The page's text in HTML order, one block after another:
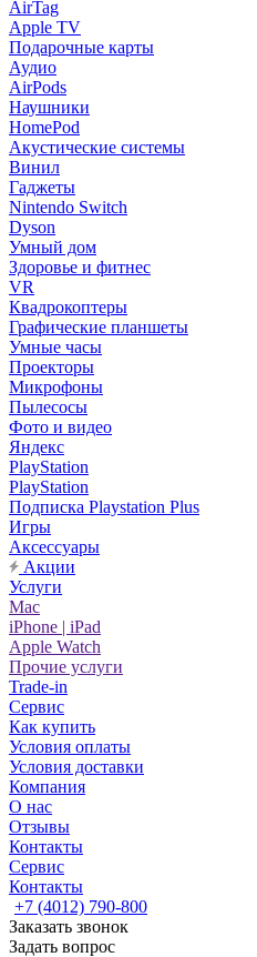
AirTag
Apple TV
Подарочные карты
Аудио
AirPods
Наушники
HomePod
Акустические системы
Винил
Гаджеты
Nintendo Switch
Dyson
Умный дом
Здоровье и фитнес
VR
Квадрокоптеры
Графические планшеты
Умные часы
Проекторы
Микрофоны
Пылесосы
Фото и видео
Яндекс
PlayStation
PlayStation
Подписка Playstation Plus
Игры
Аксессуары
Акции
Услуги
Mac
iPhone | iPad
Apple Watch
Прочие услуги
Trade-in
Сервис
Как купить
Условия оплаты
Условия доставки
Компания
О нас
Отзывы
Контакты
Сервис
Контакты
+7 (4012) 790-800
Заказать звонок
Задать вопрос